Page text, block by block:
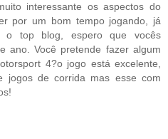
interessante os aspectos do
por um bom tempo jogando, já
o top blog, espero que vocês
ano. Você pretende fazer algum
4?o jogo está excelente,
jogos de corrida mas esse com